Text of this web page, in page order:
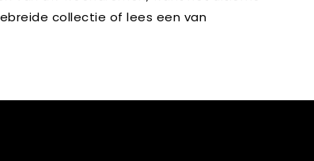
collectie of lees een van